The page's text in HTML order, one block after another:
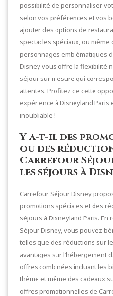
possibilité de personnaliser
selon vos préférences et vos
ajouter des options de
spectacles spéciaux, ou
personnages emblématiques
Disney vous offre la flexibilité
séjour sur mesure qui
attentes. Profitez de cette
expérience à Disneyland Paris
inoubliable !
Y a-t-il des
ou des
Carrefour
les séjours à
Carrefour Séjour Disney
promotions spéciales et des
séjours à Disneyland Paris. En
Séjour Disney, vous pouvez
telles que des réductions sur
avantages sur l’hébergement
offres combinées incluant les
thème et même des cadeaux
offres promotionnelles de